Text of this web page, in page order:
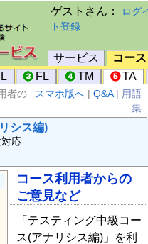
ゲストさん：
ログ
ト登録
サービス
コース
FL TM TA
者の
スマホ版へ | Q&A| 用語
集
シス編)
応
コース利用者からの
ご意見など
「テスティング中級コー
ス(アナリシス編)」を利